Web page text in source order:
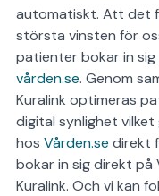
automatiskt. Att det
största vinsten för
patienter bokar in
vården.se. Genom
Kuralink optimeras
digital synlighet
hos Vården.se direkt
bokar in sig direkt på
Kuralink. Och vi kan